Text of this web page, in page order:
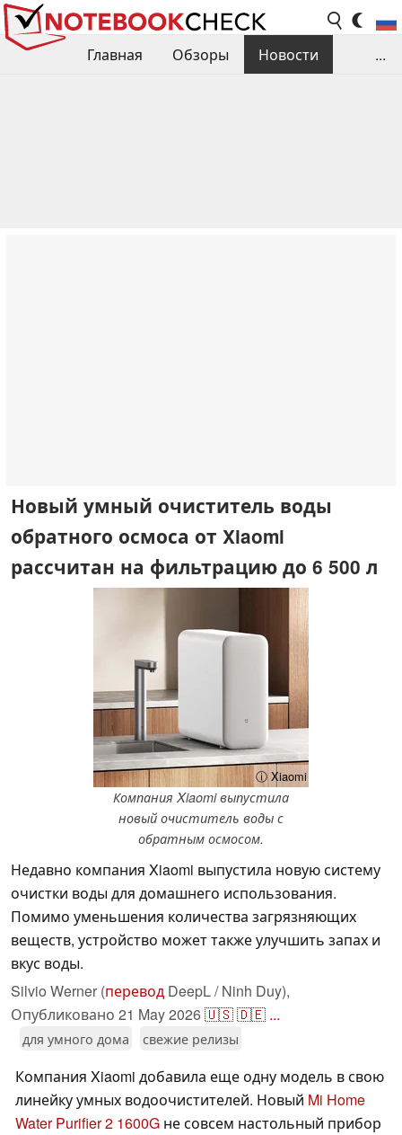
Главная Обзоры
Новости
...
Новый умный очиститель воды
обратного осмоса от Xiaomi
рассчитан на фильтрацию до 6 500 л
ⓘ Xiaomi
Компания Xiaomi выпустила
новый очиститель воды с
обратным осмосом.
Недавно компания Xiaomi выпустила новую систему
очистки воды для домашнего использования.
Помимо уменьшения количества загрязняющих
веществ, устройство может также улучшить запах и
вкус воды.
Silvio Werner (перевод DeepL / Ninh Duy),
Опубликовано 21 May 2026🇺🇸🇩🇪 ...
для умного дома свежие релизы
Компания Xiaomi добавила еще одну модель в свою
линейку умных водоочистителей. Новый Mi Home
Water Purifier 2 1600G не совсем настольный прибор